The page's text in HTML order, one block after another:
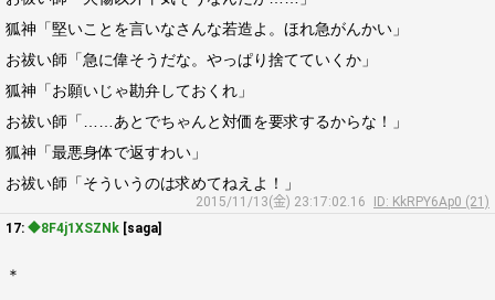
狐神「堅いことを言いなさんな若造よ。ほれ急がんかい」
お祓い師「急に偉そうだな。やっぱり捨てていくか」
狐神「お願いじゃ勘弁しておくれ」
お祓い師「……あとでちゃんと対価を要求するからな！」
狐神「最悪身体で返すわい」
お祓い師「そういうのは求めてねえよ！」
2015/11/13(金) 23:17:02.16
ID: KkRPY6Ap0 (21)
17: ◆8F4j1XSZNk [saga]
＊